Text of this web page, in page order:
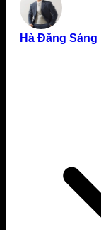
Hà Đăng Sáng